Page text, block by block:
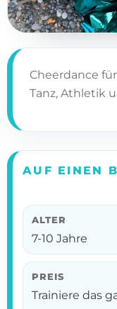
Cheerdance
Tanz, Athletik
AUF EINEN
ALTER
7-10 Jahre
PREIS
Trainiere das